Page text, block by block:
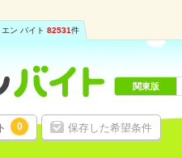
エン バイト 82531件
0 保存した希望条件
関東版